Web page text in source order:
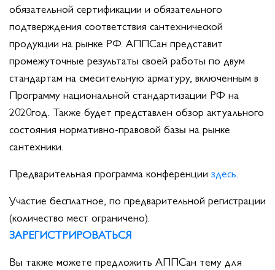
обязательной сертификации и обязательного
подтверждения соответствия сантехнической
продукции на рынке РФ. АППСан представит
промежуточные результаты своей работы по двум
стандартам на смесительную арматуру, включенным в
Программу национальной стандартизации РФ на
2020год. Также будет представлен обзор актуального
состояния нормативно-правовой базы на рынке
сантехники.
Предварительная программа конференции здесь.
Участие бесплатное, по предварительной регистрации
(количество мест ограничено).
ЗАРЕГИСТРИРОВАТЬСЯ
Вы также можете предложить АППСан тему для